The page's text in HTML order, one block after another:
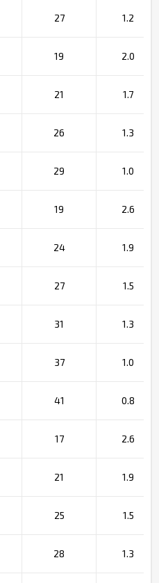
27 1.2
19 2.0
21 1.7
26 1.3
29 1.0
19 2.6
24 1.9
27 1.5
31 1.3
37 1.0
41 0.8
17 2.6
21 1.9
25 1.5
28 1.3